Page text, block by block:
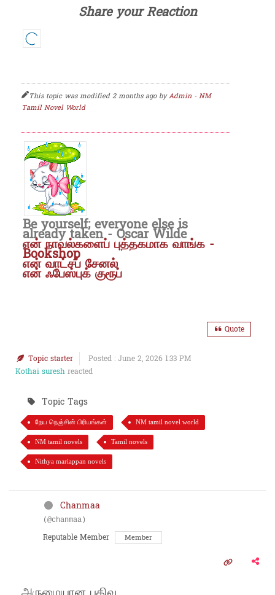
Share your Reaction
This topic was modified 2 months ago byAdmin - NM
Tamil Novel World
Be yourself; everyone else is
already taken - Oscar Wilde
என் நாவல்களைப் புத்தகமாக வாங்க -
Bookshop
என் வாட்சப் சேனல்
என் ஃபேஸ்புக் குரூப்
Quote
Topic starter
Posted : June 2, 2026 1:33 PM
Kothai sureshreacted
Topic Tags
நேய நெஞ்சின் பிரியங்கள் NM tamil novel world
NM tamil novels Tamil novels
Nithya mariappan novels
Chanmaa
(@chanmaa)
Reputable Member Member